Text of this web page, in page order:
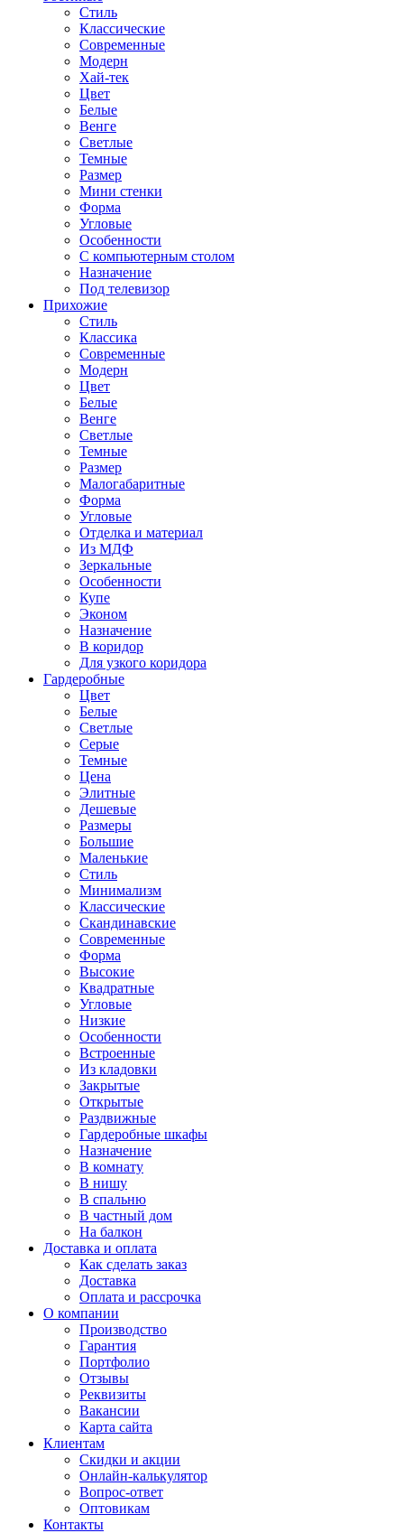
Стиль
Классические
Современные
Модерн
Хай-тек
Цвет
Белые
Венге
Светлые
Темные
Размер
Мини стенки
Форма
Угловые
Особенности
С компьютерным столом
Назначение
Под телевизор
Прихожие
Стиль
Классика
Современные
Модерн
Цвет
Белые
Венге
Светлые
Темные
Размер
Малогабаритные
Форма
Угловые
Отделка и материал
Из МДФ
Зеркальные
Особенности
Купе
Эконом
Назначение
В коридор
Для узкого коридора
Гардеробные
Цвет
Белые
Светлые
Серые
Темные
Цена
Элитные
Дешевые
Размеры
Большие
Маленькие
Стиль
Минимализм
Классические
Скандинавские
Современные
Форма
Высокие
Квадратные
Угловые
Низкие
Особенности
Встроенные
Из кладовки
Закрытые
Открытые
Раздвижные
Гардеробные шкафы
Назначение
В комнату
В нишу
В спальню
В частный дом
На балкон
Доставка и оплата
Как сделать заказ
Доставка
Оплата и рассрочка
О компании
Производство
Гарантия
Портфолио
Отзывы
Реквизиты
Вакансии
Карта сайта
Клиентам
Скидки и акции
Онлайн-калькулятор
Вопрос-ответ
Оптовикам
Контакты